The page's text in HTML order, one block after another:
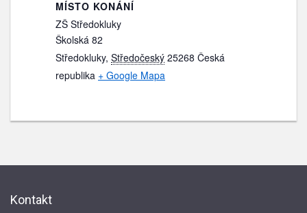
MÍSTO KONÁNÍ
ZŠ Středokluky
Školská 82
Středokluky, Středočeský 25268 Česká
republika + Google Mapa
Kontakt